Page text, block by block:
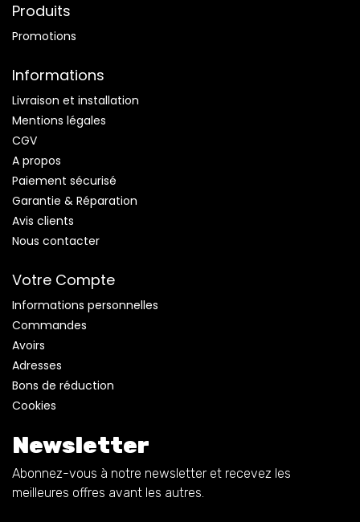
Produits
Promotions
Informations
Livraison et installation
Mentions légales
CGV
A propos
Paiement sécurisé
Garantie & Réparation
Avis clients
Nous contacter
Votre Compte
Informations personnelles
Commandes
Avoirs
Adresses
Bons de réduction
Cookies
Newsletter
Abonnez-vous à notre newsletter et recevez les
meilleures offres avant les autres.